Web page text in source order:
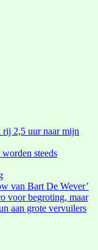
rij 2,5 uur naar mijn
steeds
van Bart De Wever’
voor begroting, maar
aan grote vervuilers